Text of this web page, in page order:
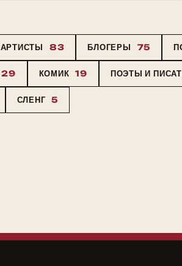
АРТИСТЫ 83 БЛОГЕРЫ 75
29 КОМИК 19 ПОЭТЫ И
СЛЕНГ 5